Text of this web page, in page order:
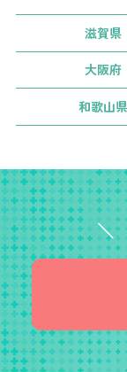
滋賀県
大阪府
和歌山県